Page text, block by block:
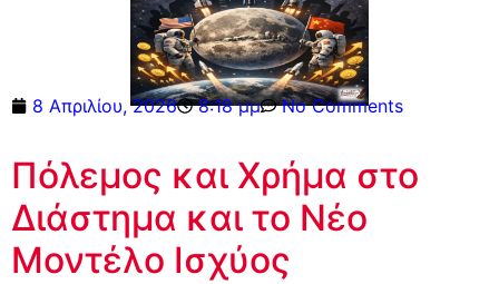
8 Απριλίου, 2026 8:18 μμ No Comments
Πόλεμος και Χρήμα στο
Διάστημα και το Νέο
Μοντέλο Ισχύος